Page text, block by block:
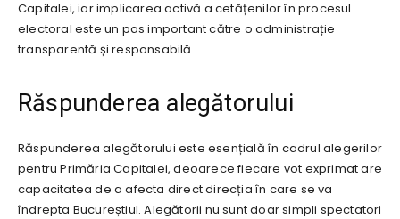
Capitalei, iar implicarea activă a cetățenilor în procesul
electoral este un pas important către o administrație
transparentă și responsabilă.
Răspunderea alegătorului
Răspunderea alegătorului este esențială în cadrul alegerilor
pentru Primăria Capitalei, deoarece fiecare vot exprimat are
capacitatea de a afecta direct direcția în care se va
îndrepta Bucureștiul. Alegătorii nu sunt doar simpli spectatori